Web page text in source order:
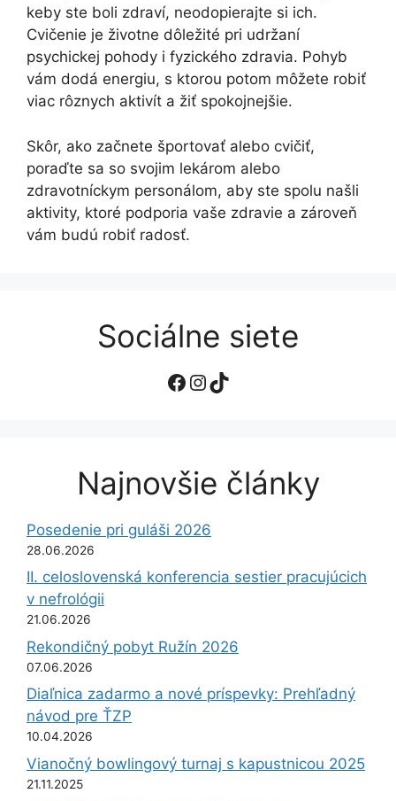
keby ste boli zdraví, neodopierajte si ich.
Cvičenie je životne dôležité pri udržaní
psychickej pohody i fyzického zdravia. Pohyb
vám dodá energiu, s ktorou potom môžete robiť
viac rôznych aktivít a žiť spokojnejšie.
Skôr, ako začnete športovať alebo cvičiť,
poraďte sa so svojim lekárom alebo
zdravotníckym personálom, aby ste spolu našli
aktivity, ktoré podporia vaše zdravie a zároveň
vám budú robiť radosť.
Sociálne siete
Facebook
Instagram
TikTok
Najnovšie články
Posedenie pri guláši 2026
28.06.2026
II. celoslovenská konferencia sestier pracujúcich
v nefrológii
21.06.2026
Rekondičný pobyt Ružín 2026
07.06.2026
Diaľnica zadarmo a nové príspevky: Prehľadný
návod pre ŤZP
10.04.2026
Vianočný bowlingový turnaj s kapustnicou 2025
21.11.2025